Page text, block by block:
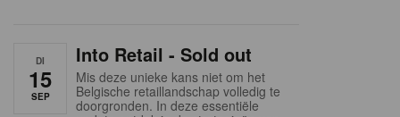
DI
15
SEP
Into Retail - Sold out
Mis deze unieke kans niet om het
Belgische retaillandschap volledig te
doorgronden. In deze essentiële